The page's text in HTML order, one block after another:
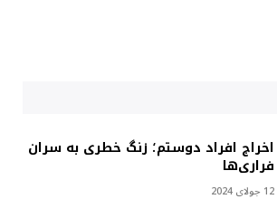
اخراج افراد دوستم؛ زنگ خطری به سران
فراری‌ها
12 جولای 2024